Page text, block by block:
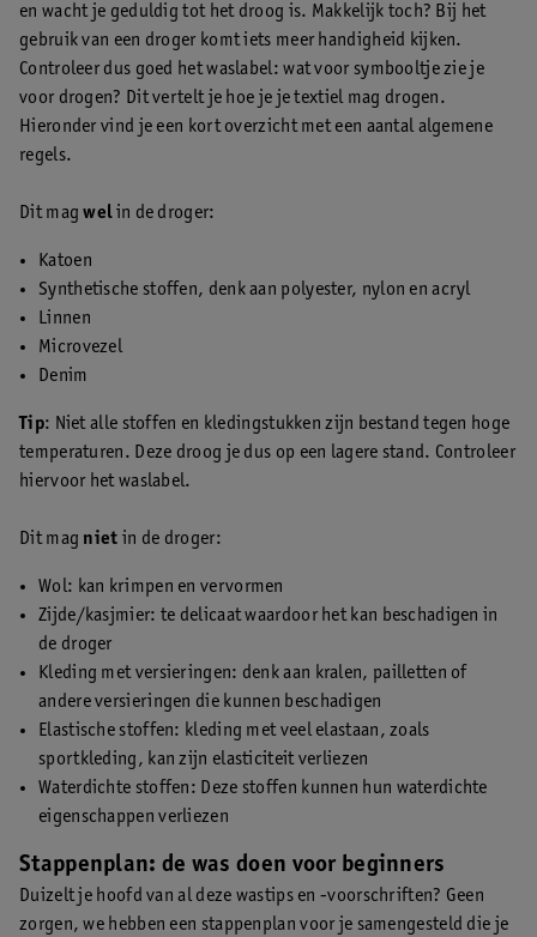
en wacht je geduldig tot het droog is. Makkelijk toch? Bij het
gebruik van een droger komt iets meer handigheid kijken.
Controleer dus goed het waslabel: wat voor symbooltje zie je
voor drogen? Dit vertelt je hoe je je textiel mag drogen.
Hieronder vind je een kort overzicht met een aantal algemene
regels.
Dit magwelin de droger:
Katoen
Synthetische stoffen, denk aan polyester, nylon en acryl
Linnen
Microvezel
Denim
Tip: Niet alle stoffen en kledingstukken zijn bestand tegen hoge
temperaturen. Deze droog je dus op een lagere stand. Controleer
hiervoor het waslabel.
Dit mag niet in de droger:
Wol: kan krimpen en vervormen
Zijde/kasjmier: te delicaat waardoor het kan beschadigen in
de droger
Kleding met versieringen: denk aan kralen, pailletten of
andere versieringen die kunnen beschadigen
Elastische stoffen: kleding met veel elastaan, zoals
sportkleding, kan zijn elasticiteit verliezen
Waterdichte stoffen: Deze stoffen kunnen hun waterdichte
eigenschappen verliezen
Stappenplan: de was doen voor beginners
Duizelt je hoofd van al deze wastips en -voorschriften? Geen
zorgen, we hebben een stappenplan voor je samengesteld die je